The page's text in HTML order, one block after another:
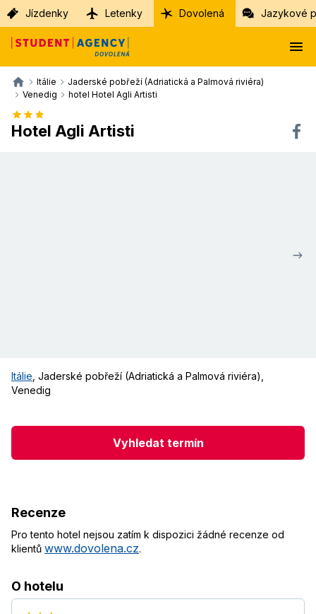
Jízdenky Letenky Dovolená Jazykové
Itálie
Jaderské pobřeží (Adriatická a Palmová riviéra)
Venedig
hotel Hotel Agli Artisti
Hotel Agli Artisti
Itálie Jaderské pobřeží (Adriatická a Palmová riviéra)
Venedig
Vyhledat termín
Recenze
Pro tento hotel nejsou zatím k dispozici žádné recenze od
klientů www.dovolena.cz.
O hotelu